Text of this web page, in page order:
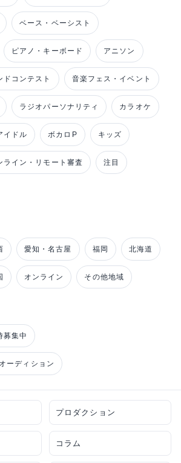
ベース・ベーシスト
ピアノ・キーボード アニソン
ドコンテスト 音楽フェス・イベント
ラジオパーソナリティ カラオケ
イドル ボカロP キッズ
ライン・リモート審査 注目
愛知・名古屋 福岡 北海道
オンライン その他地域
募集中
ーディション
プロダクション
コラム